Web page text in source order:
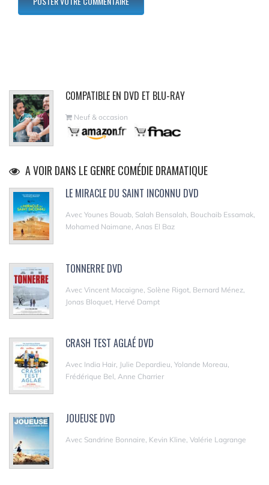
COMPATIBLE EN DVD ET BLU-RAY
Neuf & occasion
A VOIR DANS LE GENRE COMÉDIE DRAMATIQUE
LE MIRACLE DU SAINT INCONNU DVD
Avec Younes Bouab, Salah Bensalah, Bouchaib Essamak,
Mohamed Naimane, Anas El Baz
TONNERRE DVD
Avec Vincent Macaigne, Solène Rigot, Bernard Ménez,
Jonas Bloquet, Hervé Dampt
CRASH TEST AGLAÉ DVD
Avec India Hair, Julie Depardieu, Yolande Moreau,
Frédérique Bel, Anne Charrier
JOUEUSE DVD
Avec Sandrine Bonnaire, Kevin Kline, Valérie Lagrange